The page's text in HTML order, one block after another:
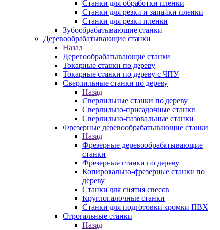
Станки для обработки пленки
Станки для резки и запайки пленки
Станки для резки пленки
Зубообрабатывающие станки
Деревообрабатывающие станки
Назад
Деревообрабатывающие станки
Токарные станки по дереву
Токарные станки по дереву с ЧПУ
Сверлильные станки по дереву
Назад
Сверлильные станки по дереву
Сверлильно-присадочные станки
Сверлильно-пазовальные станки
Фрезерные деревообрабатывающие станки
Назад
Фрезерные деревообрабатывающие
станки
Фрезерные станки по дереву
Копировально-фрезерные станки по
дереву
Станки для снятия свесов
Круглопалочные станки
Станки для подготовки кромки ПВХ
Строгальные станки
Назад